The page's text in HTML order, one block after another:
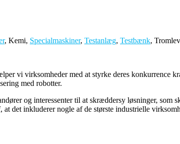
, Kemi, Specialmaskiner, Testanlæg, Testbænk,
vi virksomheder med at styrke deres konkurrence
med robotter.
og interessenter til at skræddersy løsninger, som
det inkluderer nogle af de største industrielle